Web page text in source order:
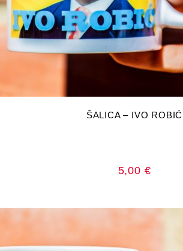
DODAJ U KOŠARICU
ŠALICA – IVO ROBIĆ
5,00 €